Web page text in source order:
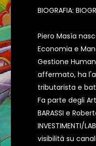
BIOGRAFIA:
Piero Masìa
Economia e
Gestione
affermato, ha
tributarista e
Fa parte degli
BARASSI e
INVESTIMENTI/
visibilità su